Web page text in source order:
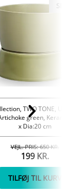
TWO TONE,
green,
x Dia:20 cm
199 KR.
VEJL. PRIS: 650 KR.
TILFØJ TIL KURV